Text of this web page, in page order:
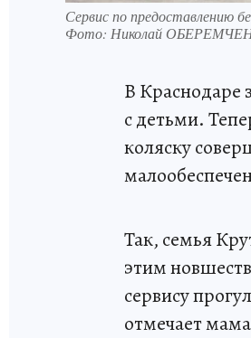
Сервис по предоставлению
Фото: Николай
В Краснодаре
с детьми.
коляску
Так, семья
этим
сервису
отмечает